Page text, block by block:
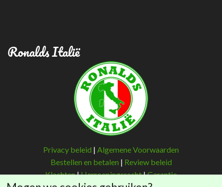
Ronalds Italië
Privacy beleid | Algemene Voorwaarden
Bestellen en betalen | Review beleid
Klachten|Herroepingsrecht|Garantie